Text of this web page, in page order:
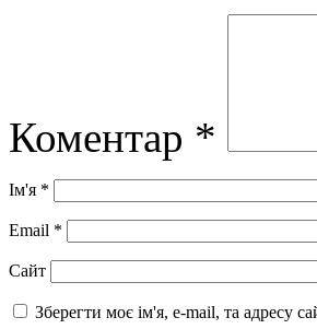
Коментар *
Ім'я *
Email *
Сайт
Зберегти моє ім'я, e-mail, та адресу